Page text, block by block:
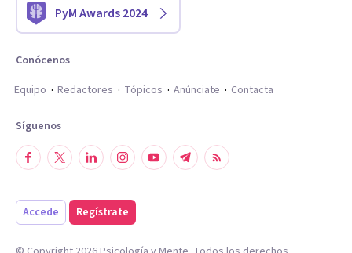
PyM Awards 2024
Conócenos
Equipo
Redactores Tópicos Anúnciate Contacta
Síguenos
Accede Regístrate